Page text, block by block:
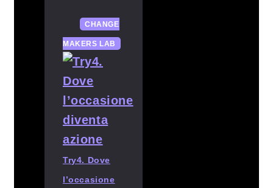
CHANGE
MAKERS LAB
Try4. Dove
l’occasione